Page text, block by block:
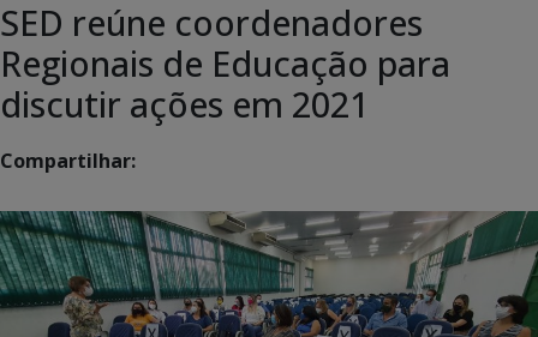
SED reúne coordenadores
Regionais de Educação para
discutir ações em 2021
Compartilhar: